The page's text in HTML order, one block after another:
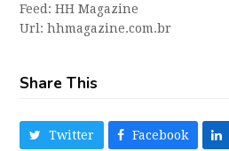
Feed: HH Magazine
Url: hhmagazine.com.br
Share This
Twitter Facebook